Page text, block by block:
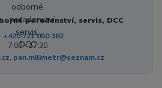
poradenství, servis, DCC
+420 721 050 382
7:00 - 17:30
pan.milimetr@seznam.cz